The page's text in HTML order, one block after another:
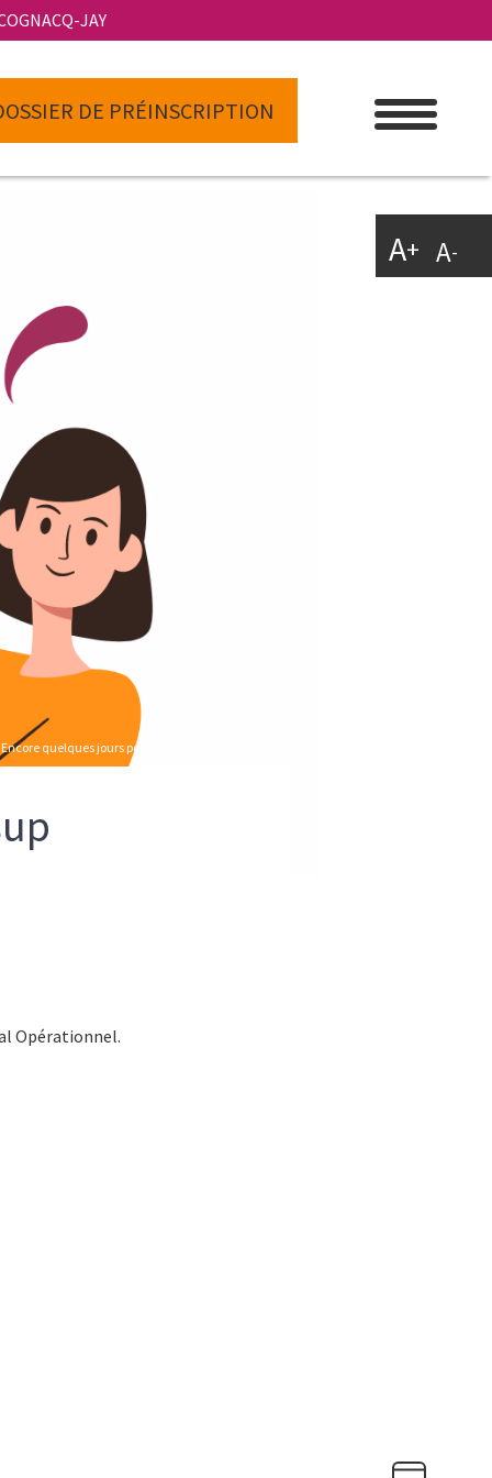
JAY
DE PRÉINSCRIPTION
Encore quelques jours pour s'inscrire sur Parcoursup
Opérationnel.
-
A
+
A